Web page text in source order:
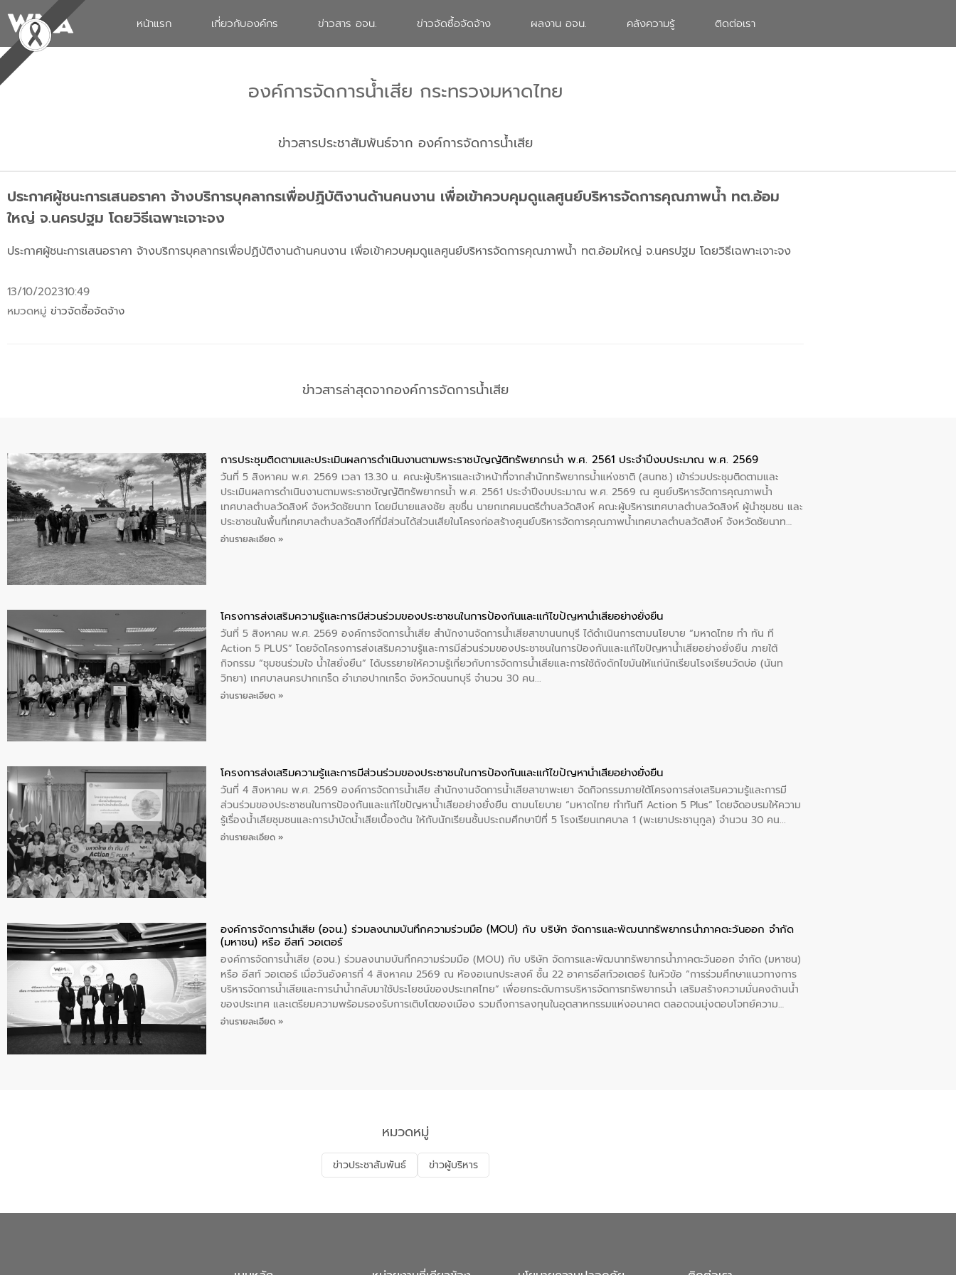
หน้าแรก เกี่ยวกับองค์กร ข่าวสาร อจน. ข่าวจัดซื้อจัดจ้าง ผลงาน อจน. คลังความรู้ ติดต่อเรา
องค์การจัดการน้ำเสีย กระทรวงมหาดไทย
ข่าวสารประชาสัมพันธ์จาก องค์การจัดการน้ำเสีย
ประกาศผู้ชนะการเสนอราคา จ้างบริการบุคลากรเพื่อปฏิบัติงานด้านคนงาน เพื่อเข้าควบคุมดูแลศูนย์บริหารจัดการคุณภาพน้ำ ทต.อ้อม
ใหญ่ จ.นครปฐม โดยวิธีเฉพาะเจาะจง
ประกาศผู้ชนะการเสนอราคา จ้างบริการบุคลากรเพื่อปฏิบัติงานด้านคนงาน เพื่อเข้าควบคุมดูแลศูนย์บริหารจัดการคุณภาพน้ำ ทต.อ้อมใหญ่ จ.นครปฐม โดยวิธีเฉพาะเจาะจง
13/10/202310:49
หมวดหมู่ ข่าวจัดซื้อจัดจ้าง
ข่าวสารล่าสุดจากองค์การจัดการน้ำเสีย
การประชุมติดตามและประเมินผลการดำเนินงานตามพระราชบัญญัติทรัพยากรน้ำ พ.ศ. 2561 ประจำปีงบประมาณ พ.ศ. 2569
วันที่ 5 สิงหาคม พ.ศ. 2569 เวลา 13.30 น. คณะผู้บริหารและเจ้าหน้าที่จากสำนักทรัพยากรน้ำแห่งชาติ (สนทช.) เข้าร่วมประชุมติดตามและ
ประเมินผลการดำเนินงานตามพระราชบัญญัติทรัพยากรน้ำ พ.ศ. 2561 ประจำปีงบประมาณ พ.ศ. 2569 ณ ศูนย์บริหารจัดการคุณภาพน้ำ
เทศบาลตำบลวัดสิงห์ จังหวัดชัยนาท โดยมีนายแสงชัย สุขชื่น นายกเทศมนตรีตำบลวัดสิงห์ คณะผู้บริหารเทศบาลตำบลวัดสิงห์ ผู้นำชุมชน และ
ประชาชนในพื้นที่เทศบาลตำบลวัดสิงก์ที่มีส่วนได้ส่วนเสียในโครงก่อสร้างศูนย์บริหารจัดการคุณภาพน้ำเทศบาลตำบลวัดสิงห์ จังหวัดชัยนาท
ให้การต้อนรับ
อ่านรายละเอียด »
โครงการส่งเสริมความรู้และการมีส่วนร่วมของประชาชนในการป้องกันและแก้ไขปัญหาน้ำเสียอย่างยั่งยืน
วันที่ 5 สิงหาคม พ.ศ. 2569 องค์การจัดการน้ำเสีย สำนักงานจัดการน้ำเสียสาขานนทบุรี ได้ดำเนินการตามนโยบาย “มหาดไทย ทำ ทัน ที
Action 5 PLUS” โดยจัดโครงการส่งเสริมความรู้และการมีส่วนร่วมของประชาชนในการป้องกันและแก้ไขปัญหาน้ำเสียอย่างยั่งยืน ภายใต้
กิจกรรม “ชุมชนร่วมใจ น้ำใสยั่งยืน” ได้บรรยายให้ความรู้เกี่ยวกับการจัดการน้ำเสียและการใช้ถังดักไขมันให้แก่นักเรียนโรงเรียนวัดบ่อ (นันท
วิทยา) เทศบาลนครปากเกร็ด อำเภอปากเกร็ด จังหวัดนนทบุรี จำนวน 30 คน
อ่านรายละเอียด »
โครงการส่งเสริมความรู้และการมีส่วนร่วมของประชาชนในการป้องกันและแก้ไขปัญหาน้ำเสียอย่างยั่งยืน
วันที่ 4 สิงหาคม พ.ศ. 2569 องค์การจัดการน้ำเสีย สำนักงานจัดการน้ำเสียสาขาพะเยา จัดกิจกรรมภายใต้โครงการส่งเสริมความรู้และการมี
ส่วนร่วมของประชาชนในการป้องกันและแก้ไขปัญหาน้ำเสียอย่างยั่งยืน ตามนโยบาย “มหาดไทย ทำทันที Action 5 Plus” โดยจัดอบรมให้ความ
รู้เรื่องน้ำเสียชุมชนและการบำบัดน้ำเสียเบื้องต้น ให้กับนักเรียนชั้นประถมศึกษาปีที่ 5 โรงเรียนเทศบาล 1 (พะเยาประชานุกูล) จำนวน 30 คน
อ่านรายละเอียด »
องค์การจัดการน้ำเสีย (อจน.) ร่วมลงนามบันทึกความร่วมมือ (MOU) กับ บริษัท จัดการและพัฒนาทรัพยากรน้ำภาคตะวันออก จำกัด
(มหาชน) หรือ อีสท์ วอเตอร์
องค์การจัดการน้ำเสีย (อจน.) ร่วมลงนามบันทึกความร่วมมือ (MOU) กับ บริษัท จัดการและพัฒนาทรัพยากรน้ำภาคตะวันออก จำกัด (มหาชน)
หรือ อีสท์ วอเตอร์ เมื่อวันอังคารที่ 4 สิงหาคม 2569 ณ ห้องอเนกประสงค์ ชั้น 22 อาคารอีสท์วอเตอร์ ในหัวข้อ “การร่วมศึกษาแนวทางการ
บริหารจัดการน้ำเสียและการนำน้ำกลับมาใช้ประโยชน์ของประเทศไทย” เพื่อยกระดับการบริหารจัดการทรัพยากรน้ำ เสริมสร้างความมั่นคงด้านน้ำ
ของประเทศ และเตรียมความพร้อมรองรับการเติบโตของเมือง รวมถึงการลงทุนในอุตสาหกรรมแห่งอนาคต ตลอดจนมุ่งตอบโจทย์ความ
ท้าทายจากวิกฤตการเปลี่ยนแปลงสภาพภูมิอากาศและความเสี่ยงภัยแล้งในระยะยาว การประสานความร่วมมือในครั้งนี้เป็นการดึงจุดแข็งและ
ตลอดระบบ โดยการนำน้ำบำบัดกลับมาใช้ใหม่จะช่วยลดการพึ่งพาน้ำธรรมชาติและสร้างสมดุลทางเศรษฐกิจและสิ่งแวดล้อมได้อย่างเป็นรูปธรรม
ความร่วมมือระหว่างภาครัฐและภาคเอกชนในครั้งนี้ นับเป็นก้าวสำคัญของ องค์การจัดการน้ำเสีย (อจน.) ในการร่วมวางรากฐานโครงสร้างพื้น
ฐานด้านน้ำของประเทศ เพื่อยกระดับประสิทธิภาพการใช้ทรัพยากรน้ำให้เกิดประโยชน์สูงสุดและเป็นไปตามมาตรฐานสากล
อ่านรายละเอียด »
หมวดหมู่
ข่าวประชาสัมพันธ์ ข่าวผู้บริหาร